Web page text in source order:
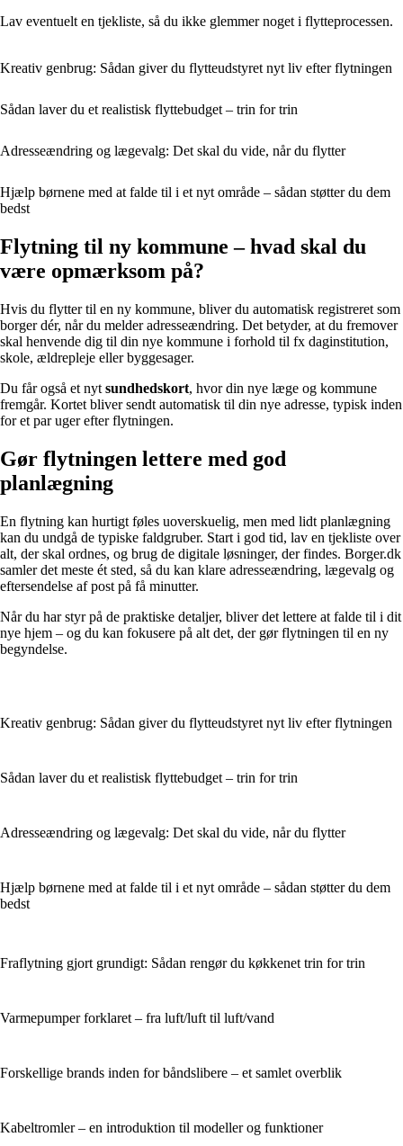
Lav eventuelt en tjekliste, så du ikke glemmer noget i flytteprocessen.
Kreativ genbrug: Sådan giver du flytteudstyret nyt liv efter flytningen
Sådan laver du et realistisk flyttebudget – trin for trin
Adresseændring og lægevalg: Det skal du vide, når du flytter
Hjælp børnene med at falde til i et nyt område – sådan støtter du dem
bedst
Flytning til ny kommune – hvad skal du
være opmærksom på?
Hvis du flytter til en ny kommune, bliver du automatisk registreret som
borger dér, når du melder adresseændring. Det betyder, at du fremover
skal henvende dig til din nye kommune i forhold til fx daginstitution,
skole, ældrepleje eller byggesager.
Du får også et nyt sundhedskort, hvor din nye læge og kommune
fremgår. Kortet bliver sendt automatisk til din nye adresse, typisk inden
for et par uger efter flytningen.
Gør flytningen lettere med god
planlægning
En flytning kan hurtigt føles uoverskuelig, men med lidt planlægning
kan du undgå de typiske faldgruber. Start i god tid, lav en tjekliste over
alt, der skal ordnes, og brug de digitale løsninger, der findes. Borger.dk
samler det meste ét sted, så du kan klare adresseændring, lægevalg og
eftersendelse af post på få minutter.
Når du har styr på de praktiske detaljer, bliver det lettere at falde til i dit
nye hjem – og du kan fokusere på alt det, der gør flytningen til en ny
begyndelse.
Kreativ genbrug: Sådan giver du flytteudstyret nyt liv efter flytningen
Sådan laver du et realistisk flyttebudget – trin for trin
Adresseændring og lægevalg: Det skal du vide, når du flytter
Hjælp børnene med at falde til i et nyt område – sådan støtter du dem
bedst
Fraflytning gjort grundigt: Sådan rengør du køkkenet trin for trin
Varmepumper forklaret – fra luft/luft til luft/vand
Forskellige brands inden for båndslibere – et samlet overblik
Kabeltromler – en introduktion til modeller og funktioner